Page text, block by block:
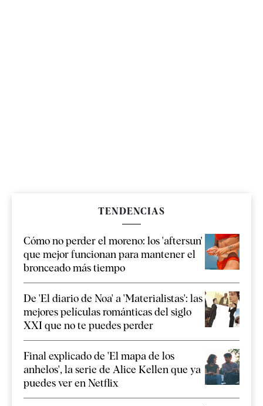
TENDENCIAS
Cómo no perder el moreno: los 'aftersun'
que mejor funcionan para mantener el
bronceado más tiempo
De 'El diario de Noa' a 'Materialistas': las
mejores películas románticas del siglo
XXI que no te puedes perder
Final explicado de 'El mapa de los
anhelos', la serie de Alice Kellen que ya
puedes ver en Netflix